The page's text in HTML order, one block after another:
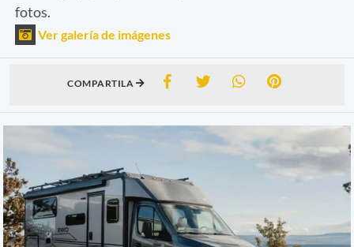
fotos.
Ver galería de imágenes
COMPARTILA